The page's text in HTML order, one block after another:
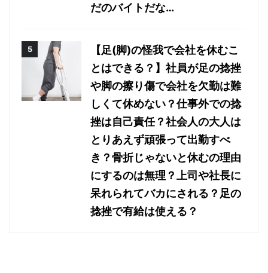
だのバイトだな…
【足(脚)の怪我で会社を休むこ
とはできる？】社員が足の捻挫
や脚の擦り傷で会社を欠勤は難
しくて休めない？仕事外での捻
挫は自己責任？社会人の大人は
とりあえず頑張って出勤すべ
き？骨折じゃないと休むの理由
にするのは無理？上司や社長に
呆れられてバカにされる？足の
捻挫で有給は使える？